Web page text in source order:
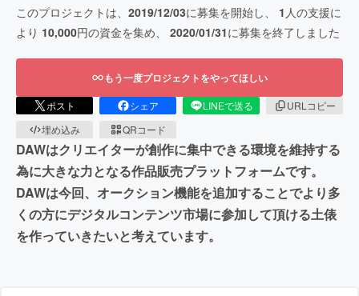
このプロジェクトは、 2019/12/03に募集を開始し、 1 人の支援に
より 10,000円の資金を集め、 2020/01/31に募集を終了しました
もう一度プロジェクトをやってほしい
ポスト シェア LINEで送る
URLコピー
埋め込み
QRコード
DAWはクリエイターが創作に集中できる環境を維持する
為に大きな力となる作品販売プラットフォームです。
DAWは今回、オークション機能を追加することでより多
くの方にデジタルコンテンツ市場に参加して頂ける土俵
を作っていきたいと考えています。